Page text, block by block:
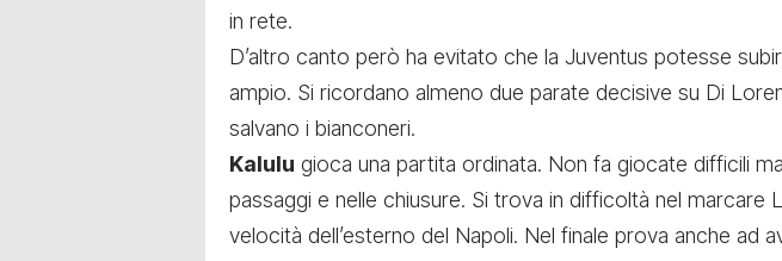
in rete.
D’altro canto però ha evitato che la Juventus potesse
ampio. Si ricordano almeno due parate decisive su Di
salvano i bianconeri.
Kalulu gioca una partita ordinata. Non fa giocate difficili
passaggi e nelle chiusure. Si trova in difficoltà nel marcare
velocità dell’esterno del Napoli. Nel finale prova anche ad